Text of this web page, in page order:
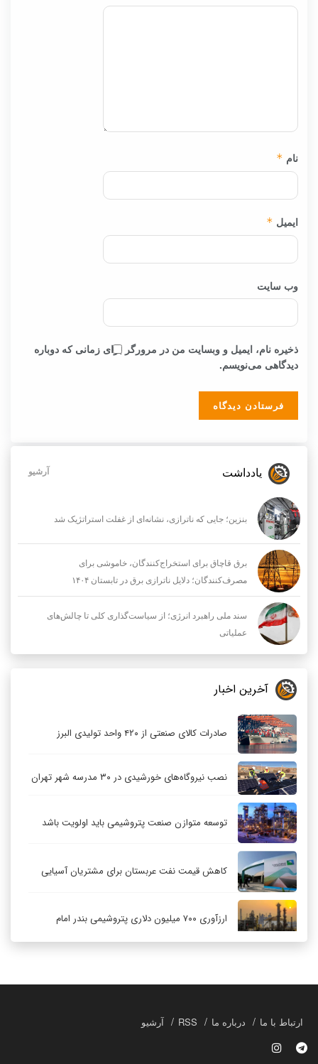
نام *
ایمیل *
وب‌ سایت
ذخیره نام، ایمیل و وبسایت من در مرورگر برای زمانی که دوباره
دیدگاهی می‌نویسم.
یادداشت آرشیو
بنزین؛ جایی که ناترازی، نشانه‌ای از غفلت استراتژیک شد
برق قاچاق برای استخراج‌کنندگان، خاموشی برای
مصرف‌کنندگان؛ دلایل ناترازی برق در تابستان ۱۴۰۴
سند ملی راهبرد انرژی؛ از سیاست‌گذاری کلی تا چالش‌های
عملیاتی
آخرین اخبار
صادرات کالای صنعتی از ۴۲۰ واحد تولیدی البرز
نصب نیروگاه‌های خورشیدی در ۳۰ مدرسه شهر تهران
توسعه متوازن صنعت پتروشیمی باید اولویت باشد
کاهش قیمت نفت عربستان برای مشتریان آسیایی
ارزآوری ۷۰۰ میلیون دلاری پتروشیمی بندر امام
ارتباط با ما درباره ما RSS آرشیو